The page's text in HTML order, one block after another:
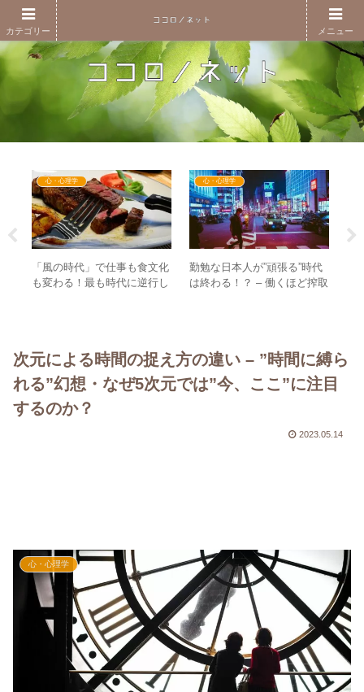
心・心理学
「風の時代」で仕事も食文化
も変わる！最も時代に逆行し
心・心理学
勤勉な日本人が”頑張る”時代
は終わる！？ – 働くほど搾取
次元による時間の捉え方の違い – ”時間に縛ら
れる”幻想・なぜ5次元では”今、ここ”に注目
するのか？
2023.05.14
心・心理学
カテゴリー メニュー